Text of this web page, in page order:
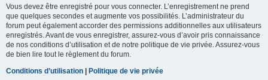
Vous devez être enregistré pour vous connecter. L’enregistrement ne prend
que quelques secondes et augmente vos possibilités. L’administrateur du
forum peut également accorder des permissions additionnelles aux utilisateurs
enregistrés. Avant de vous enregistrer, assurez-vous d’avoir pris connaissance
de nos conditions d’utilisation et de notre politique de vie privée. Assurez-vous
de bien lire tout le règlement du forum.
Conditions d’utilisation | Politique de vie privée